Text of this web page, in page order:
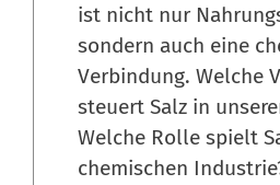
ist nicht nur
sondern auch eine
Verbindung. Welche
steuert Salz in
Welche Rolle spielt
chemischen